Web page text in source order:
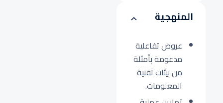
المنهجية
عروض تفاعلية
مدعومة بأمثلة
من بيئات تقنية
المعلومات.